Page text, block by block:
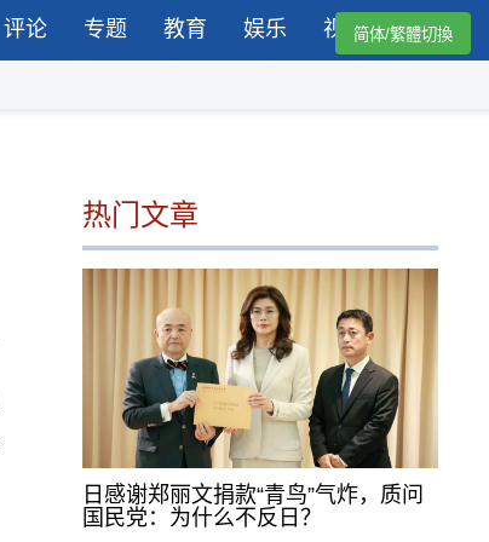
评论 专题 教育 娱乐 视频简体/繁體切換
热门文章
日感谢郑丽文捐款“青鸟”气炸，质问
国民党：为什么不反日？